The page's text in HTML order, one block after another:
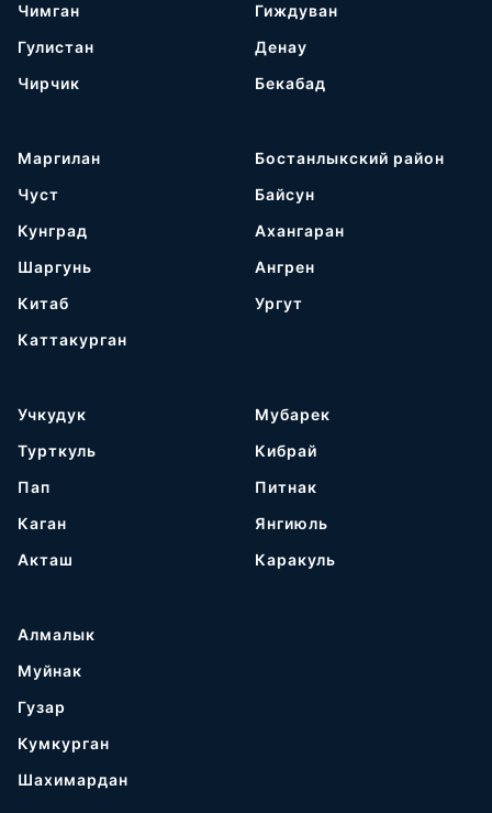
Чимган
Гулистан
Чирчик
Гиждуван
Денау
Бекабад
Маргилан
Чуст
Кунград
Шаргунь
Китаб
Каттакурган
Бостанлыкский район
Байсун
Ахангаран
Ангрен
Ургут
Учкудук
Турткуль
Пап
Каган
Акташ
Мубарек
Кибрай
Питнак
Янгиюль
Каракуль
Алмалык
Муйнак
Гузар
Кумкурган
Шахимардан